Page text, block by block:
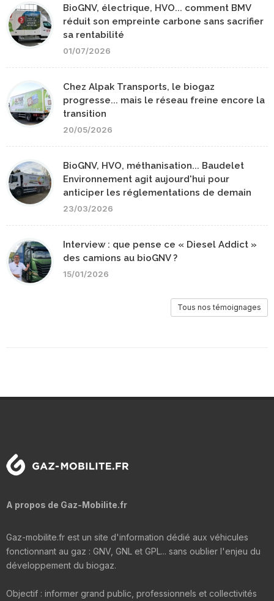
BioGNV, électrique, HVO... comment BMV
réduit son empreinte carbone sans sacrifier
sa rentabilité
01/07/2026
Chez Alpak Transports, le biogaz
progresse... mais le réseau freine encore la
transition
20/05/2026
BioGNV, HVO, méthanisation... Baudelet
Environnement agit aujourd'hui pour
anticiper les réglementations de demain
23/03/2026
Interview : que pense ce « Diesel Addict »
des camions au bioGNV ?
15/01/2026
Tous nos témoignages
A propos de Gaz-Mobilite.fr
Gaz-mobilite.fr est un site d'information dédié aux véhicules
fonctionnant au gaz : GNV, GNL et GPL... sans oublier l'enjeu du
développement du biogaz.
Objectif : informer grand public, professionnels et collectivités